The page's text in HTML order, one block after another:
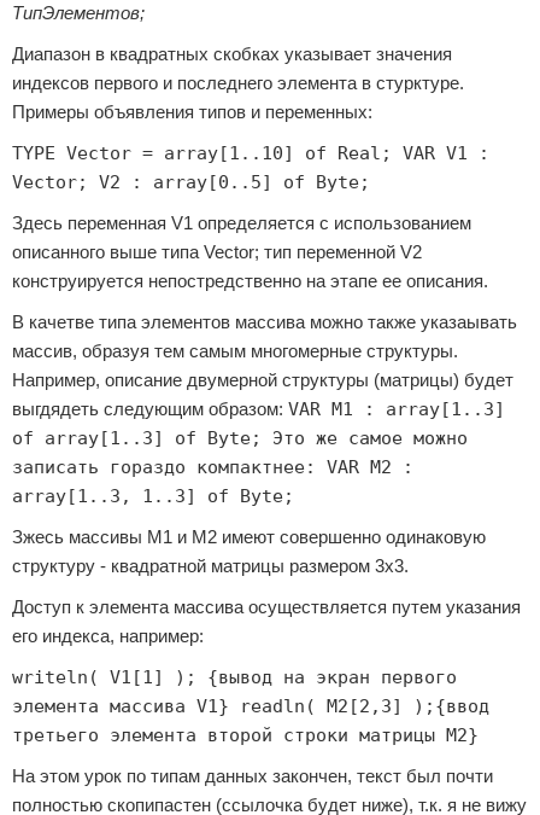
ТипЭлементов;
Диапазон в квадратных скобках указывает значения
индексов первого и последнего элемента в стурктуре.
Примеры объявления типов и переменных:
TYPE Vector = array[1..10] of Real; VAR V1 :
Vector; V2 : array[0..5] of Byte;
Здесь переменная V1 определяется с использованием
описанного выше типа Vector; тип переменной V2
конструируется непостредственно на этапе ее описания.
В качетве типа элементов массива можно также указаывать
массив, образуя тем самым многомерные структуры.
Например, описание двумерной структуры (матрицы) будет
выгдядеть следующим образом: VAR M1 : array[1..3]
of array[1..3] of Byte; Это же самое можно
записать гораздо компактнее: VAR M2 :
array[1..3, 1..3] of Byte;
Зжесь массивы M1 и M2 имеют совершенно одинаковую
структуру - квадратной матрицы размером 3x3.
Доступ к элемента массива осуществляется путем указания
его индекса, например:
writeln( V1[1] ); {вывод на экран первого
элемента массива V1} readln( M2[2,3] );{ввод
третьего элемента второй строки матрицы М2}
На этом урок по типам данных закончен, текст был почти
полностью скопипастен (ссылочка будет ниже), т.к. я не вижу